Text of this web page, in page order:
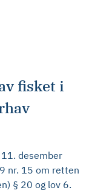
fisket i
desember
nr. 15 om retten
§ 20 og lov 6.